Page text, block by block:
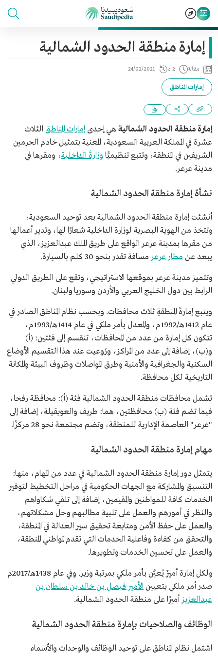
إمارة منطقة الحدود الشمالية
مقالة 2 د 24/02/2021
إمارات المناطق
إمارة منطقة الحدود الشمالية هي إحدى إمارات المناطق الثلاث
عشرة في المملكة العربية السعودية، المعنية بتمثيل خادم الحرمين
الشريفين في المنطقة، وتتبع تنظيميًّا وزارةَ الداخلية، ومقرها في
مدينة عرعر.
نشأة إمارة منطقة الحدود الشمالية
أنشئت إمارة منطقة الحدود الشمالية بعد توحيد السعودية،
وتتخذ من الهوية البصرية لوزارة الداخلية شعارًا لها، وتدير أعمالها
من مقرها بمدينة عرعر الواقع على طريق الملك عبدالعزيز، الذي
يبعد عن مطار عرعر مسافة تقدر بنحو 30 كلم بالسيارة.
وتتميز مدينة عرعر بموقعها الاستراتيجي، وتقع على الطريق الدولي
الرابط بين دول الخليج العربي والأردن وسوريا ولبنان.
ويتبع إمارةَ المنطقةِ ثلاث محافظات. وبحسب نظام المناطق الصادر في
عام 1412هـ/1992م، والمعدل بأمر ملكي في عام 1414هـ/1993م،
تتكون كل إمارة من عدد من المحافظات، تنقسم إلى فئتين: (أ)
و(ب)، إضافة إلى عدد من المراكز، ورُوعيت عند هذا التقسيم الأوضاع
السكنية والجغرافية والأمنية وطرق المواصلات وظروف البيئة والمكانة
التاريخية لكل محافظة.
تشمل محافظات منطقة الحدود الشمالية فئة (أ): محافظة رفحا،
فيما تضم فئة (ب) محافظتين، هما: طريف والعويقيلة، إضافة إلى
"عرعر" العاصمة الإدارية للمنطقة، وتضم مجتمعة نحو 28 مركزًا.
مهام إمارة منطقة الحدود الشمالية
يتمثل دور إمارة منطقة الحدود الشمالية في عدد من المهام، منها:
التنسيق والمشاركة مع الجهات الحكومية في مراحل التخطيط لتوفير
الخدمات كافة للمواطنين والمقيمين، إضافة إلى تلقي شكاواهم
والنظر في أمورهم والعمل على تلبية مطالبهم وحل مشكلاتهم،
والعمل على حفظ الأمن ومتابعة تحقيق سير العدالة في المنطقة،
والتحقق من كفاءة وفاعلية الخدمات التي تقدم لمواطني المنطقة،
والعمل على تحسين الخدمات وتطويرها.
ولكل إمارة أميرٌ يُعيَّن بأمر ملكي بمرتبة وزير. وفي عام 1438هـ/2017م
صدر أمر ملكي بتعيين الأمير فيصل بن خالد بن سلطان بن
عبدالعزيز أميرًا على منطقة الحدود الشمالية.
الوظائف والصلاحيات بإمارة منطقة الحدود الشمالية
اشتمل نظام المناطق على توحيد الوظائف والوحدات والأسماء